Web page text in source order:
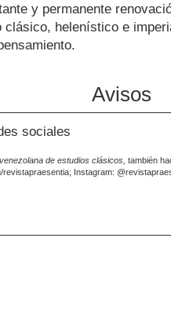
y permanente
clásico, helenístico e
Avisos
sociales
de estudios clásicos, también
Instagram: